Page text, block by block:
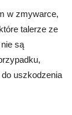
w zmywarce,
talerze ze
są
uszkodzenia